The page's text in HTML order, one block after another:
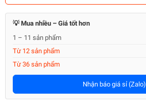
💡 Mua nhiều – Giá tốt hơn
1 – 11 sản phẩm
Từ 12 sản phẩm
Từ 36 sản phẩm
Nhận báo giá sỉ (Zalo)